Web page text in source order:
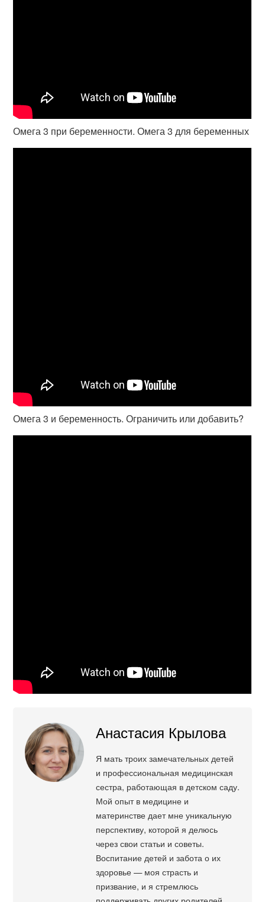
Омега 3 при беременности. Омега 3 для беременных
Омега 3 и беременность. Ограничить или добавить?
Анастасия Крылова
Я мать троих замечательных детей
и профессиональная медицинская
сестра, работающая в детском саду.
Мой опыт в медицине и
материнстве дает мне уникальную
перспективу, которой я делюсь
через свои статьи и советы.
Воспитание детей и забота о их
здоровье — моя страсть и
призвание, и я стремлюсь